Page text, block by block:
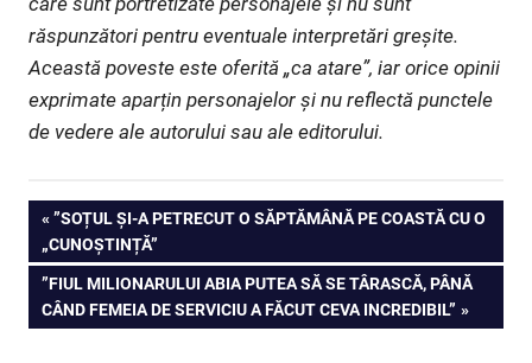
răspunzători pentru eventuale interpretări greșite.
Această poveste este oferită „ca atare”, iar orice opinii
exprimate aparțin personajelor și nu reflectă punctele
de vedere ale autorului sau ale editorului.
Navigare
în
articole
PREVIOUS
POST:
”SOȚUL ȘI-A PETRECUT O SĂPTĂMÂNĂ PE COASTĂ CU O
„CUNOȘTINȚĂ”
NEXT
POST:
”FIUL MILIONARULUI ABIA PUTEA SĂ SE TÂRASCĂ, PÂNĂ
CÂND FEMEIA DE SERVICIU A FĂCUT CEVA INCREDIBIL”